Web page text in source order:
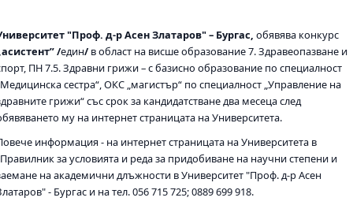
"Проф. д-р Асен Златаров" – Бургас, обявява конкурс
/един/в област на висше образование 7. Здравеопазване и
ПН 7.5. Здравни грижи – с базисно образование по специалност
сестра“, ОКС „магистър“ по специалност „Управление на
грижи“ със срок за кандидатстване два месеца след
му на интернет страницата на Университета.
информация - на интернет страницата на Университета в
за условията и реда за придобиване на научни степени и
на академични длъжности в Университет "Проф. д-р Асен
- Бургас и на тел. 056 715 725; 0889 699 918.